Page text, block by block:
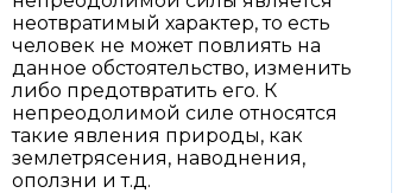
неотвратимый характер, то есть
человек не может повлиять на
данное обстоятельство, изменить
либо предотвратить его. К
непреодолимой силе относятся
такие явления природы, как
землетрясения, наводнения,
оползни и т.д.